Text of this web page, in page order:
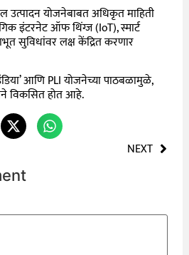
उत्पादन योजनेबाबत अधिकृत माहिती
इंटरनेट ऑफ थिंग्ज (IoT), स्मार्ट
सुविधांवर लक्ष केंद्रित करणार
आणि PLI योजनेच्या पाठबळामुळे,
विकसित होत आहे.
NEXT